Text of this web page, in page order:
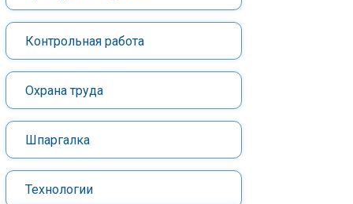
Контрольная работа
Охрана труда
Шпаргалка
Технологии